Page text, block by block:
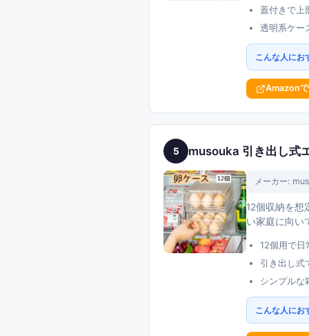
蓋付きで上
透明系ケー
こんな人にお
Amazon
5 musouka 引き出し式
メーカー:
12個収納を想
い家庭に向い
12個用で日
引き出し式
シンプルな
こんな人にお